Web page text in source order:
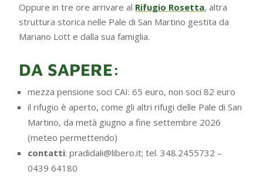
Oppure in tre ore arrivare al Rifugio Rosetta, altra
struttura storica nelle Pale di San Martino gestita da
Mariano Lott e dalla sua famiglia.
DA SAPERE:
mezza pensione soci CAI: 65 euro, non soci 82 euro
il rifugio è aperto, come gli altri rifugi delle Pale di San
Martino, da metà giugno a fine settembre 2026
(meteo permettendo)
contatti: pradidali@libero.it; tel. 348.2455732 –
0439 64180